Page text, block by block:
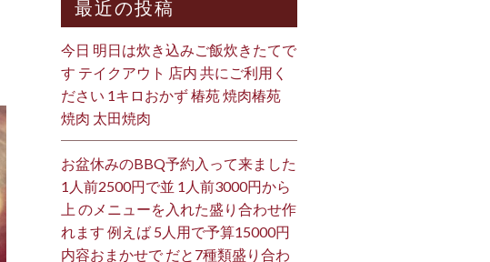
最近の投稿
今日 明日は炊き込みご飯炊きたてで
す テイクアウト 店内 共にご利用く
ださい 1キロおかず 椿苑 焼肉椿苑
焼肉 太田焼肉
お盆休みのBBQ予約入って来ました
1人前2500円で並 1人前3000円から
上 のメニューを入れた盛り合わせ作
れます 例えば 5人用で予算15000円
内容おまかせで だと7種類盛り合わ